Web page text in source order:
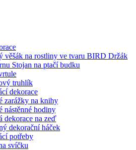
věšák na rostliny ve tvaru BIRD Držák
Stojan na ptačí budku
truhlík
dekorace
zarážky na knihy
nástěnné hodiny
dekorace na zeď
dekorační háček
potřeby
svíčku